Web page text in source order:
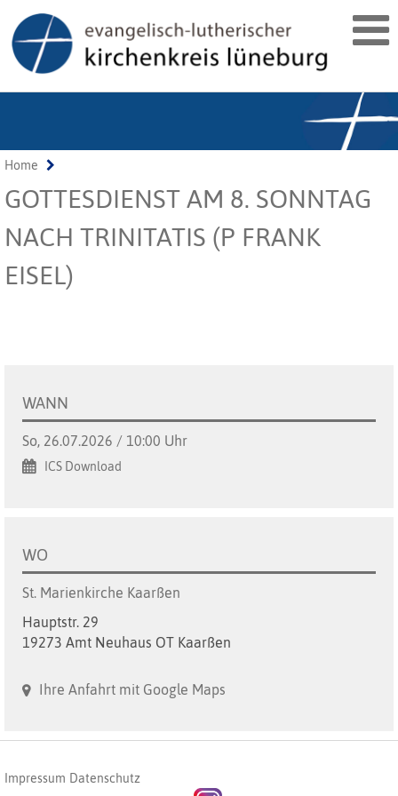
Home
GOTTESDIENST AM 8. SONNTAG
NACH TRINITATIS (P FRANK
EISEL)
WANN
So, 26.07.2026 / 10:00 Uhr
ICS Download
WO
St. Marienkirche Kaarßen
Hauptstr. 29
19273 Amt Neuhaus OT Kaarßen
Ihre Anfahrt mit Google Maps
Impressum Datenschutz